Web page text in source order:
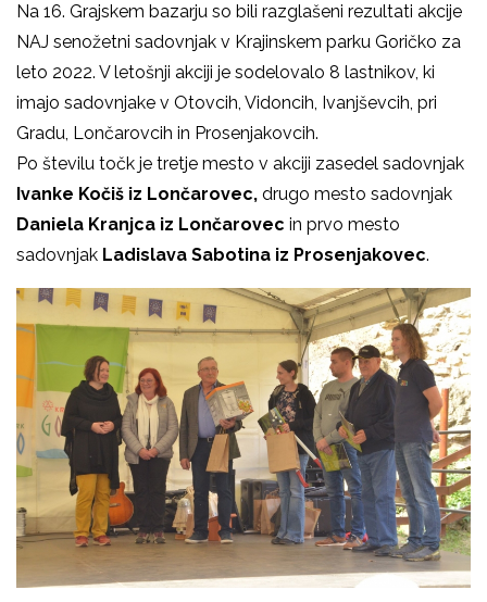
Na 16. Grajskem bazarju so bili razglašeni rezultati akcije
NAJ senožetni sadovnjak v Krajinskem parku Goričko za
leto 2022. V letošnji akciji je sodelovalo 8 lastnikov, ki
imajo sadovnjake v Otovcih, Vidoncih, Ivanjševcih, pri
Gradu, Lončarovcih in Prosenjakovcih.
Po številu točk je tretje mesto v akciji zasedel sadovnjak
Ivanke Kočiš iz Lončarovec, drugo mesto sadovnjak
Daniela Kranjca iz Lončarovec in prvo mesto
sadovnjak Ladislava Sabotina iz Prosenjakovec.